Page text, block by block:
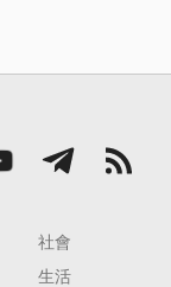
社會
生活